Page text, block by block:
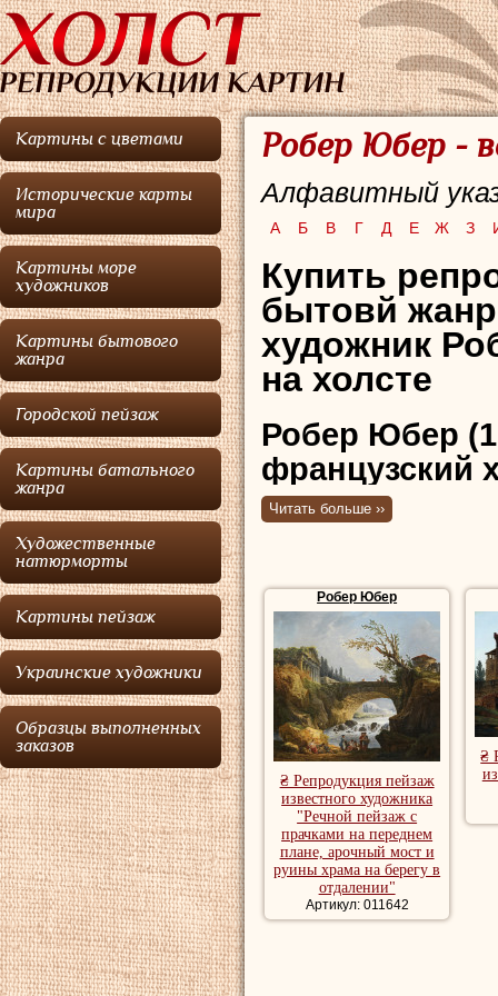
Картины с цветами
Исторические карты
мира
Картины море
художников
Картины бытового
жанра
Городской пейзаж
Картины батального
жанра
Художественные
натюрморты
Картины пейзаж
Украинские художники
Образцы выполненных
заказов
Робер Юбер -
Алфавитный
А Б В Г Д Е Ж З
Купить
бытовй
художник
на холсте
Робер Юбер
французский
Робер получил
античных руин в
прозвищем
В 1745—1751
Коллеж-де-
послом
лет,
влияние, с
Читать больше ››
Робер Юбер
₴ Репродукция пейзаж
известного художника
"Речной пейзаж с
прачками на переднем
плане, арочный мост и
руины храма на берегу в
отдалении"
Артикул: 011642
₴